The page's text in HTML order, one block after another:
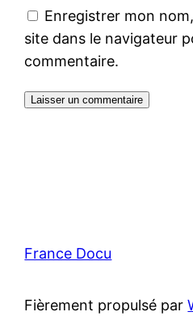
Enregistrer mon
site dans le navigateur
commentaire.
France Docu
Fièrement propulsé par